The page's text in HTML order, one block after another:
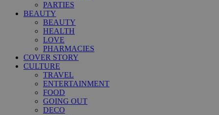
PARTIES
BEAUTY
BEAUTY
HEALTH
LOVE
PHARMACIES
COVER STORY
CULTURE
TRAVEL
ENTERTAINMENT
FOOD
GOING OUT
DECO